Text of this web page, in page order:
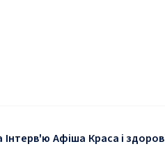
Інтерв'ю Афіша Краса і